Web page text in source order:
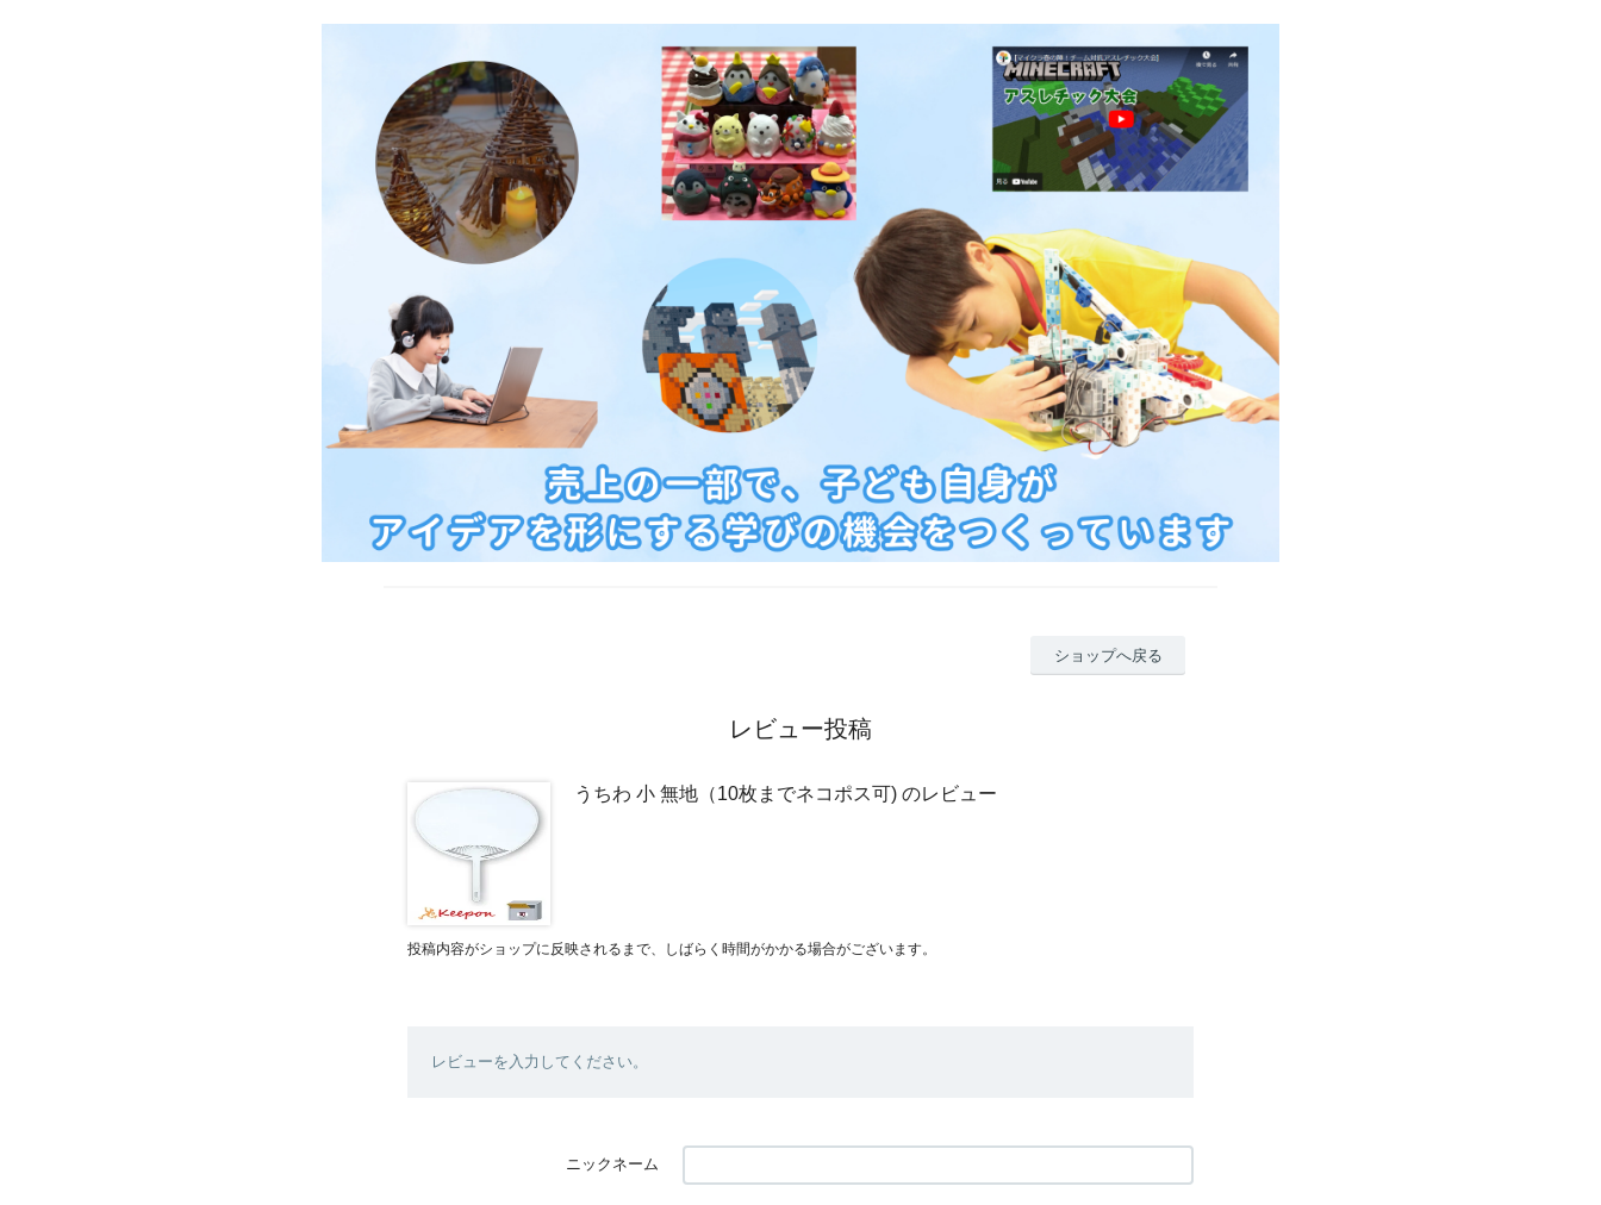
ショップへ戻る
レビュー投稿
うちわ 小 無地（10枚までネコポス可) のレビュー
投稿内容がショップに反映されるまで、しばらく時間がかかる場合がございます。
レビューを入力してください。
ニックネーム